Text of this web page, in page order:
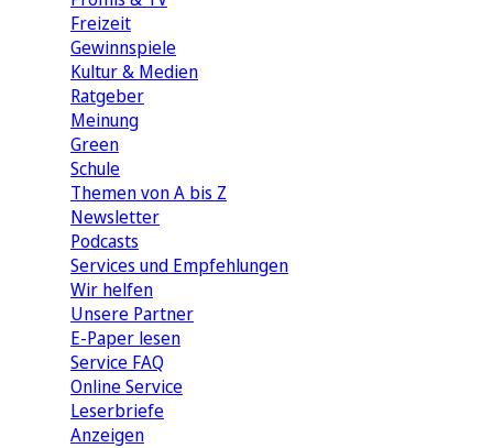
Freizeit
Gewinnspiele
Kultur & Medien
Ratgeber
Meinung
Green
Schule
Themen von A bis Z
Newsletter
Podcasts
Services und Empfehlungen
Wir helfen
Unsere Partner
E-Paper lesen
Service FAQ
Online Service
Leserbriefe
Anzeigen